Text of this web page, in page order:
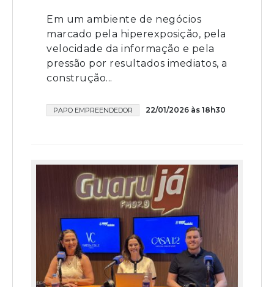
Em um ambiente de negócios
marcado pela hiperexposição, pela
velocidade da informação e pela
pressão por resultados imediatos, a
construção...
PAPO EMPREENDEDOR 22/01/2026 às 18h30